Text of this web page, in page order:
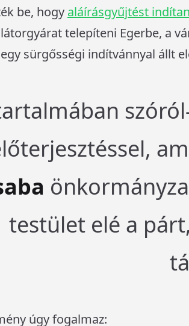
be, hogy aláírásgyűjtést
telepíteni Egerbe, a
sürgősségi indítvánnyal állt
testület elé a
úgy fogalmaz: